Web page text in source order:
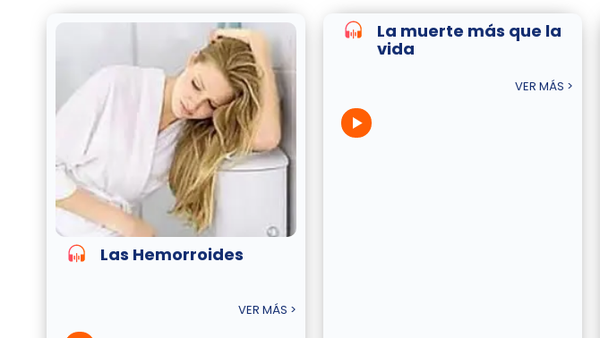
Las Hemorroides
VER MÁS >
La muerte más que la
vida
VER MÁS >